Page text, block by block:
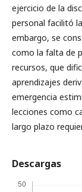
ejercicio de la
personal facilitó
embargo, se
como la falta de
recursos, que
aprendizajes
emergencia
lecciones como
largo plazo
Descargas